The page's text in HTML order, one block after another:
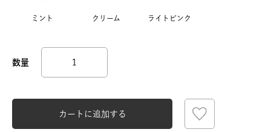
ミント クリーム ライトピンク
カートに追加する